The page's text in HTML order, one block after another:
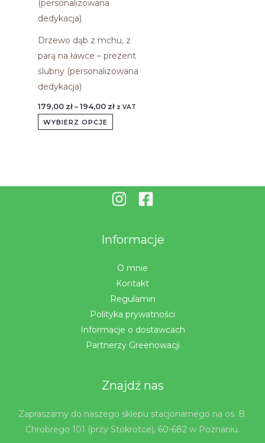
Drzewo dąb z mchu, z
parą na ławce – prezent
ślubny (personalizowana
dedykacja)
179,00 zł – 194,00 zł z VAT
WYBIERZ OPCJE
produktu
Informacje
O mnie
Kontakt
Regulamin
Polityka prywatności
Informacje o dostawcach
Partnerzy Greenowacji
Znajdź nas
Zapraszamy do naszego sklepu stacjonarnego na os. B.
Chrobrego 101 (przy Stokrotce), 60-682 w Poznaniu.